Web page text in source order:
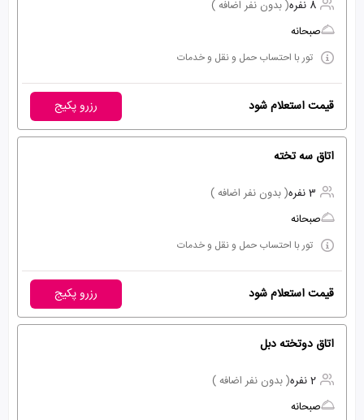
8 نفره
( بدون نفر اضافه )
صبحانه
تور با احتساب حمل و نقل و خدمات
قیمت استعلام شود رزرو پکیج
اتاق سه تخته
3 نفره
( بدون نفر اضافه )
صبحانه
تور با احتساب حمل و نقل و خدمات
قیمت استعلام شود رزرو پکیج
اتاق دوتخته دبل
2 نفره
( بدون نفر اضافه )
صبحانه